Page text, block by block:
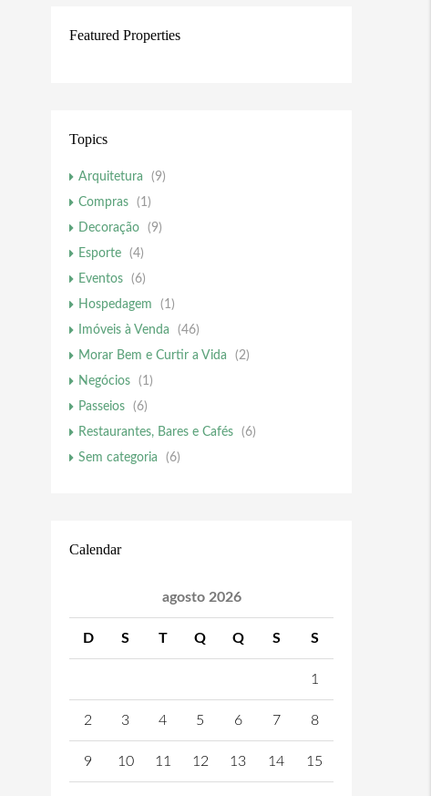
Featured Properties
Topics
Arquitetura
(9)
Compras
(1)
Decoração
(9)
Esporte
(4)
Eventos
(6)
Hospedagem
(1)
Imóveis à Venda
(46)
Morar Bem e Curtir a Vida
(2)
Negócios
(1)
Passeios
(6)
Restaurantes, Bares e Cafés
(6)
Sem categoria
(6)
Calendar
agosto 2026
D S T Q Q S S
1
2 3 4 5 6 7 8
9 10 11 12 13 14 15